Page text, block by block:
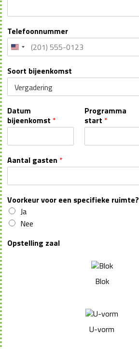
Telefoonnummer
Soort bijeenkomst
Datum
bijeenkomst *
Programma
start *
Aantal gasten *
Voorkeur voor een specifieke ruimte?
Ja
Nee
Opstelling zaal
Blok
U-vorm